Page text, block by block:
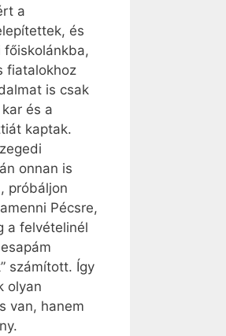
a
és
fiatalokhoz
is csak
és a
kaptak.
onnan is
próbáljon
Pécsre,
a felvételinél
számított. Így
olyan
van, hanem